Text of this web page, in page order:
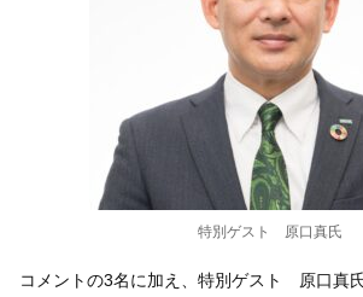
特別ゲスト 原口真氏
コメントの3名に加え、特別ゲスト 原口真